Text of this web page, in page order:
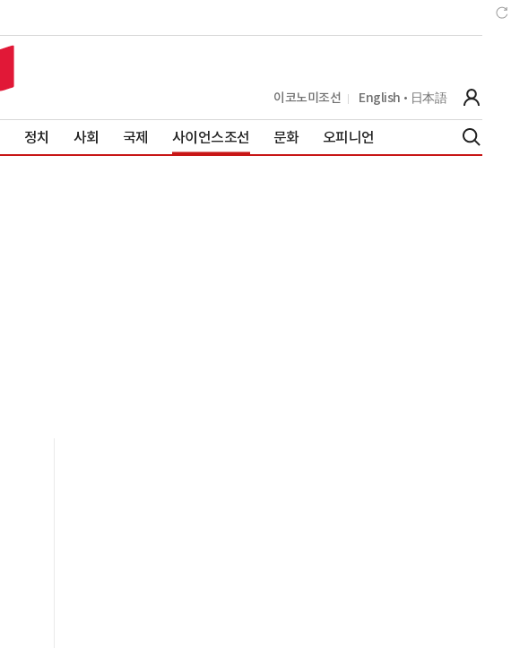
이코노미조선 English 日本語
정치 사회 국제 사이언스조선 문화 오피니언